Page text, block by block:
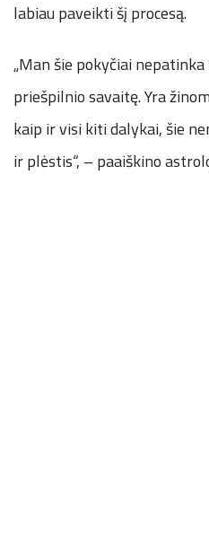
labiau paveikti šį procesą.
„Man šie pokyčiai
priešpilnio savaitę. Yra
kaip ir visi kiti dalykai, šie
ir plėstis“, – paaiškino